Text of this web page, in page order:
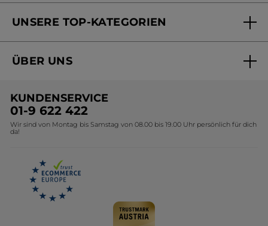
Online Preisliste
Versandhandel Preisliste
UNSERE TOP-KATEGORIEN
Black Friday Yves Rocher
Geschenkideen Yves Rocher
Kollektion Monoi Yves Rocher
ÜBER UNS
Umweltstiftung YR
Affiliate Programm
KUNDENSERVICE
01-9 622 422
Wir sind von Montag bis Samstag von 08.00 bis 19.00 Uhr persönlich für dich
da!